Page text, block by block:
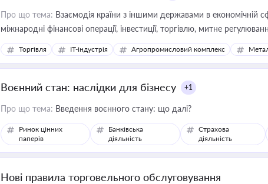
Про що тема: Взаємодія країни з іншими державами в економічній
міжнародні фінансові операції, інвестиції, торгівлю, митне
Торгівля IT-індустрія Агропромисловий комплекс
Воєнний стан: наслідки для бізнесу +1
Про що тема: Введення воєнного стану: що далі?
Ринок цінних
паперів
Банківська
діяльність
Страхова
діяльність
Нові правила торговельного обслуговування